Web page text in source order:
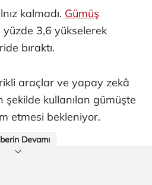
kalmadı. Gümüş
yüzde 3,6 yükselerek
bıraktı.
araçlar ve yapay zekâ
şekilde kullanılan gümüşte
etmesi bekleniyor.
Devamı